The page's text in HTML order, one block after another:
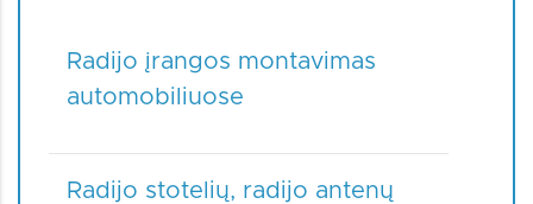
Radijo įrangos montavimas
automobiliuose
Radijo stotelių, radijo antenų